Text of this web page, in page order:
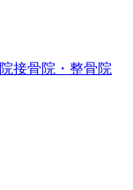
接骨院・整骨院